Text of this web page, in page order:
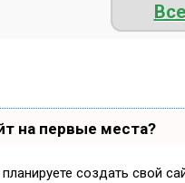
на первые места?
создать свой